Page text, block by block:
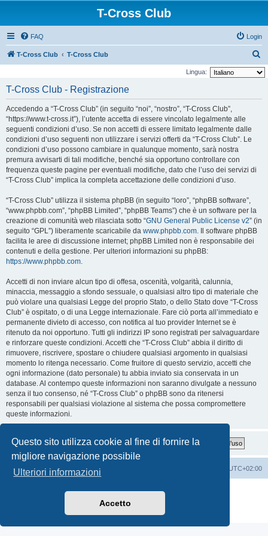
Questo sito utilizza cookie al fine di fornire la
migliore navigazione possibile
Ulteriori informazioni
Accetto
T-Cross Club
FAQ Login
T-Cross Club T-Cross Club
e
Lingua:
T-Cross Club - Registrazione
Accedendo a “T-Cross Club” (in seguito “noi”, “nostro”, “T-Cross Club”,
“https://www.t-cross.it”), l’utente accetta di essere vincolato legalmente alle
seguenti condizioni d’uso. Se non accetti di essere limitato legalmente dalle
condizioni d’uso seguenti non utilizzare i servizi offerti da “T-Cross Club”. Le
condizioni d’uso possono cambiare in qualunque momento, sarà nostra
premura avvisarti di tali modifiche, benché sia opportuno controllare con
frequenza queste pagine per eventuali modifiche, dato che l’uso dei servizi di
“T-Cross Club” implica la completa accettazione delle condizioni d’uso.
“T-Cross Club” utilizza il sistema phpBB (in seguito “loro”, “phpBB software”,
“www.phpbb.com”, “phpBB Limited”, “phpBB Teams”) che è un software per la
creazione di comunità web rilasciata sotto “GNU General Public License v2” (in
seguito “GPL”) liberamente scaricabile da www.phpbb.com. Il software phpBB
facilita le aree di discussione internet; phpBB Limited non è responsabile dei
contenuti e della gestione. Per ulteriori informazioni su phpBB:
https://www.phpbb.com.
Accetti di non inviare alcun tipo di offesa, oscenità, volgarità, calunnia,
minaccia, messaggio a sfondo sessuale, o qualsiasi altro tipo di materiale che
può violare una qualsiasi Legge del proprio Stato, o dello Stato dove “T-Cross
Club” è ospitato, o di una Legge internazionale. Fare ciò porta all’immediato e
permanente divieto di accesso, con notifica al tuo provider Internet se è
ritenuto da noi opportuno. Tutti gli indirizzi IP sono registrati per salvaguardare
e rinforzare queste condizioni. Accetti che “T-Cross Club” abbia il diritto di
rimuovere, riscrivere, spostare o chiudere qualsiasi argomento in qualsiasi
momento lo ritenga necessario. Come fruitore di questo servizio, accetti che
ogni informazione (dato personale) tu abbia inviato sia conservata in un
database. Al contempo queste informazioni non saranno divulgate a nessuno
senza il tuo consenso, né “T-Cross Club” o phpBB sono da ritenersi
responsabili per qualsiasi violazione al sistema che possa compromettere
queste informazioni.
T-Cross Club T-Cross Club UTC+02:00
Traduzione Italiana